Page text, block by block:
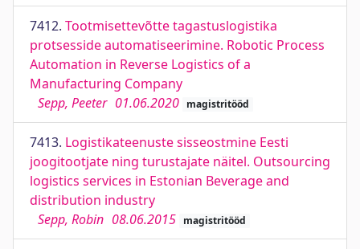
7412. Tootmisettevõtte tagastuslogistika
protsesside automatiseerimine. Robotic Process
Automation in Reverse Logistics of a
Manufacturing Company
Sepp, Peeter 01.06.2020 magistritööd
7413. Logistikateenuste sisseostmine Eesti
joogitootjate ning turustajate näitel. Outsourcing
logistics services in Estonian Beverage and
distribution industry
Sepp, Robin 08.06.2015 magistritööd